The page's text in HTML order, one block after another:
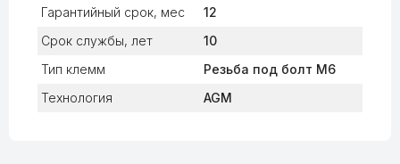
Гарантийный срок, мес
12
Срок службы, лет
10
Тип клемм
Резьба под болт М6
Технология
AGM